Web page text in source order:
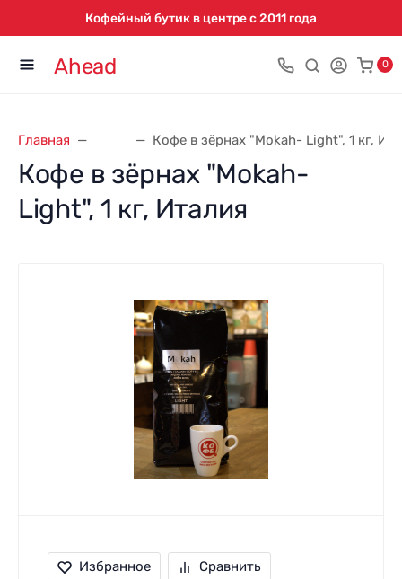
Кофейный бутик в центре с 2011 года
Ahead 0
Главная Кофе в зёрнах "Mokah- Light", 1 кг,
Кофе в зёрнах "Mokah-
Light", 1 кг, Италия
Избранное Сравнить